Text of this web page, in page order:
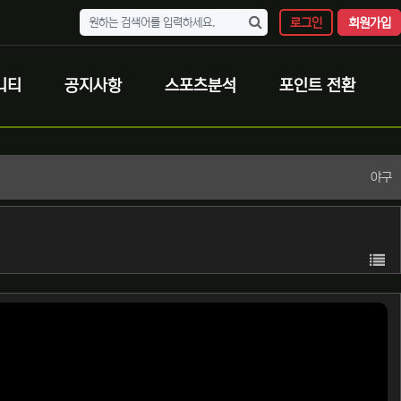
로그인 회원가입
티 공지사항 스포츠분석 포인트 전환
야구
목